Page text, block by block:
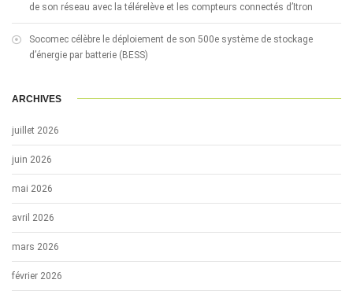
de son réseau avec la télérelève et les compteurs connectés d’Itron
Socomec célèbre le déploiement de son 500e système de stockage
d’énergie par batterie (BESS)
ARCHIVES
juillet 2026
juin 2026
mai 2026
avril 2026
mars 2026
février 2026